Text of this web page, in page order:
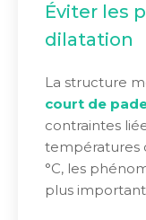
Éviter les
dilatation
La structure
court de
contraintes
températures
°C, les
plus